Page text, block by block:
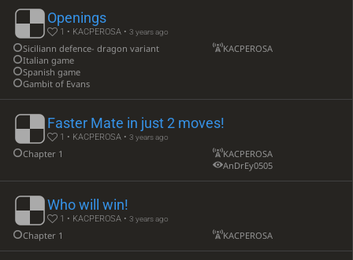
Openings
1 • KACPEROSA •3 years ago
Siciliann defence- dragon variant
Italian game
Spanish game
Gambit of Evans
KACPEROSA
Faster Mate in just 2 moves!
1 • KACPEROSA •3 years ago
Chapter 1
KACPEROSA
AnDrEy0505
Who will win!
1 • KACPEROSA •3 years ago
Chapter 1 KACPEROSA